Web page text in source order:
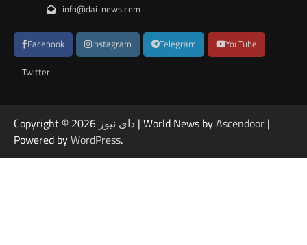
info@dai-news.com
Facebook Instagram Telegram YouTube
Twitter
Copyright © 2026 دای نیوز | World News byAscendoor |
Powered byWordPress.